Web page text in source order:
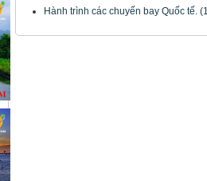
Hành trình các chuyến bay Quốc tế.